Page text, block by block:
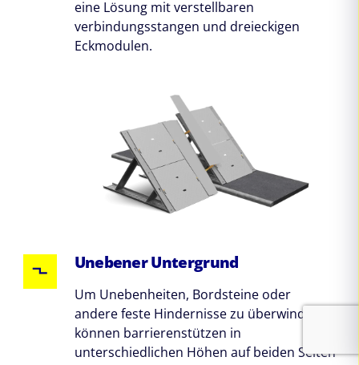
eine Lösung mit verstellbaren
verbindungsstangen und dreieckigen
Eckmodulen.
Unebener Untergrund
Um Unebenheiten, Bordsteine oder
andere feste Hindernisse zu überwinden,
können barrierenstützen in
unterschiedlichen Höhen auf beiden Seiten